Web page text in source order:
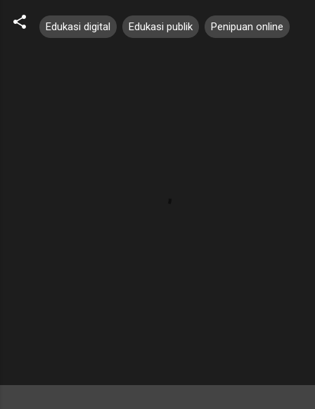
Edukasi digital Edukasi publik Penipuan online